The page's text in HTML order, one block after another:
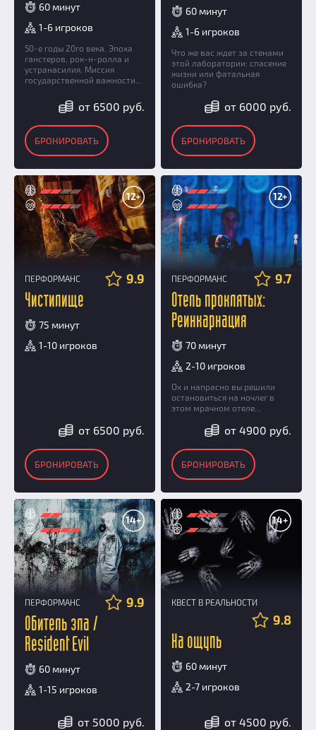
60 минут
1-6 игроков
50-е годы 20го века. Эпоха
ганстеров, рок-н-ролла и
устранасилия. Миссия
государственной важности...
от 6500 руб.
БРОНИРОВАТЬ
60 минут
1-6 игроков
Что же вас ждет за стенами
этой лаборатории: спасение
жизни или фатальная
ошибка?
от 6000 руб.
БРОНИРОВАТЬ
12+
ПЕРФОРМАНС 9.9
Чистилище
75 минут
1-10 игроков
от 6500 руб.
БРОНИРОВАТЬ
12+
ПЕРФОРМАНС 9.7
Отель проклятых:
Реинкарнация
70 минут
2-10 игроков
Ох и напрасно вы решили
остановиться на ночлег в
этом мрачном отеле...
от 4900 руб.
БРОНИРОВАТЬ
14+
ПЕРФОРМАНС 9.9
Обитель зла /
Resident Evil
60 минут
1-15 игроков
от 5000 руб.
14+
КВЕСТ В РЕАЛЬНОСТИ
9.8
На ощупь
60 минут
2-7 игроков
от 4500 руб.